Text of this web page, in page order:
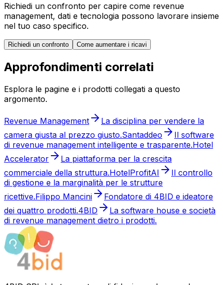
Richiedi un confronto per capire come revenue
management, dati e tecnologia possono lavorare insieme
nel tuo caso specifico.
Richiedi un confronto Come aumentare i ricavi
Approfondimenti correlati
Esplora le pagine e i prodotti collegati a questo
argomento.
Revenue Management
La disciplina per vendere la
camera giusta al prezzo giusto.Santaddeo
Il software
di revenue management intelligente e trasparente.Hotel
Accelerator
La piattaforma per la crescita
commerciale della struttura.HotelProfitAI
Il controllo
di gestione e la marginalità per le strutture
ricettive.Filippo Mancini
Fondatore di 4BID e ideatore
dei quattro prodotti.4BID
La software house e società
di revenue management dietro i prodotti.